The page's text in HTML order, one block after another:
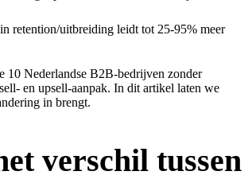
retention/uitbreiding leidt tot 25-95% meer
10 Nederlandse B2B-bedrijven zonder
en upsell-aanpak. In dit artikel laten we
in brengt.
verschil tussen